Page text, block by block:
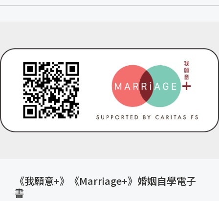
《我願意+》《Marriage+》婚姻自學電子
書